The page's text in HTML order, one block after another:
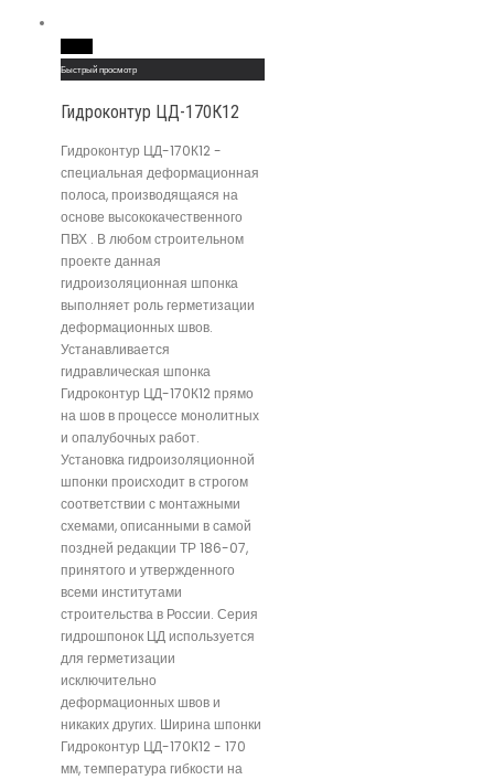
Быстрый просмотр
Гидроконтур ЦД-170К12
Гидроконтур ЦД-170К12 -
специальная деформационная
полоса, производящаяся на
основе высококачественного
ПВХ . В любом строительном
проекте данная
гидроизоляционная шпонка
выполняет роль герметизации
деформационных швов.
Устанавливается
гидравлическая шпонка
Гидроконтур ЦД-170К12 прямо
на шов в процессе монолитных
и опалубочных работ.
Установка гидроизоляционной
шпонки происходит в строгом
соответствии с монтажными
схемами, описанными в самой
поздней редакции ТР 186-07,
принятого и утвержденного
всеми институтами
строительства в России. Серия
гидрошпонок ЦД используется
для герметизации
исключительно
деформационных швов и
никаких других. Ширина шпонки
Гидроконтур ЦД-170К12 - 170
мм, температура гибкости на